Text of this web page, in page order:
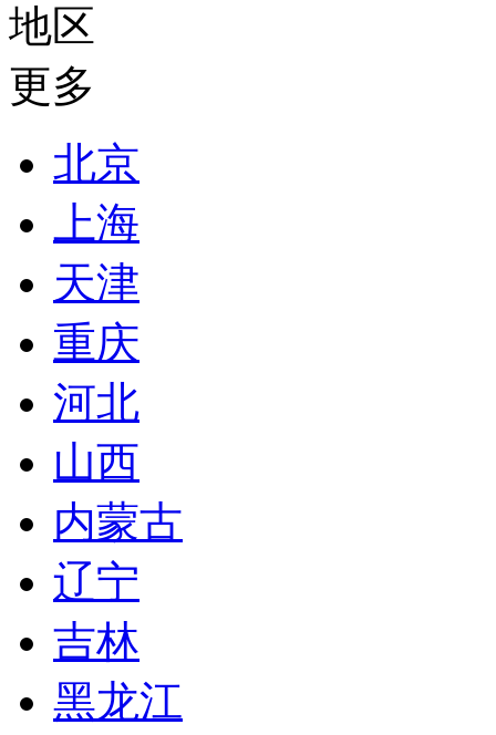
地区
更多
北京
上海
天津
重庆
河北
山西
内蒙古
辽宁
吉林
黑龙江